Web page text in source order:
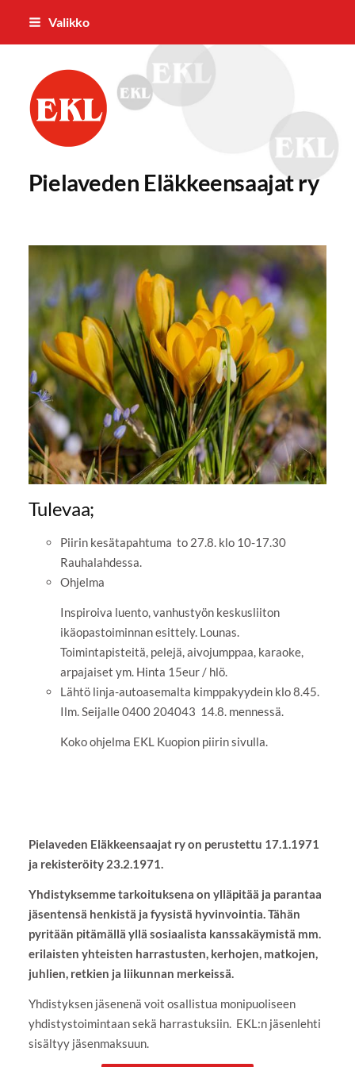
Siirry
Valikko
Pielaveden Eläkkeensaajat ry
Pielaveden Eläkkeensaajat ry
Tulevaa;
Piirin kesätapahtuma to 27.8. klo 10-17.30
Rauhalahdessa.
Ohjelma
Inspiroiva luento, vanhustyön keskusliiton
ikäopastoiminnan esittely. Lounas.
Toimintapisteitä, pelejä, aivojumppaa, karaoke,
arpajaiset ym. Hinta 15eur / hlö.
Lähtö linja-autoasemalta kimppakyydein klo 8.45.
Ilm. Seijalle 0400 204043 14.8. mennessä.
Koko ohjelma EKL Kuopion piirin sivulla.
Pielaveden Eläkkeensaajat ry on perustettu 17.1.1971
ja rekisteröity 23.2.1971.
Yhdistyksemme tarkoituksena on ylläpitää ja parantaa
jäsentensä henkistä ja fyysistä hyvinvointia. Tähän
pyritään pitämällä yllä sosiaalista kanssakäymistä mm.
erilaisten yhteisten harrastusten, kerhojen, matkojen,
juhlien, retkien ja liikunnan merkeissä.
Yhdistyksen jäsenenä voit osallistua monipuoliseen
yhdistystoimintaan sekä harrastuksiin. EKL:n jäsenlehti
sisältyy jäsenmaksuun.